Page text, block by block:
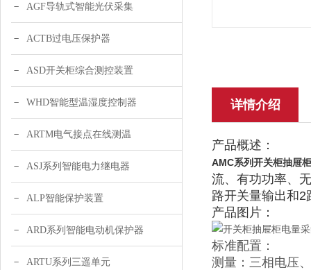
AGF导轨式智能光伏采集
ACTB过电压保护器
ASD开关柜综合测控装置
WHD智能型温湿度控制器
ARTM电气接点在线测温
ASJ系列智能电力继电器
ALP智能保护装置
ARD系列智能电动机保护器
ARTU系列三遥单元
详情介绍
产品概述：
AMC系列开关柜抽屉
流、有功功率、
路开关量输出和2
产品图片：
标准配置：
测量：三相电压